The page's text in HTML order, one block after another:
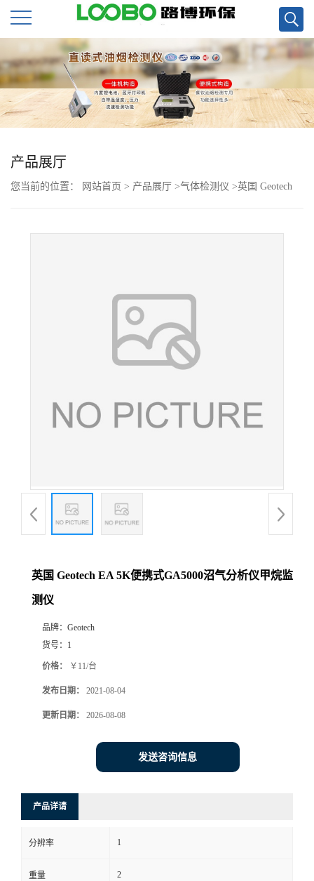
公
司
首
页
公
品
厅
系
产品展厅
您当前的位置： 网站首页 > 产品展厅 >气体检测仪 >英国 Geotech
英国 Geotech EA 5K便携式GA5000沼气分析仪甲烷监
测仪
品牌： Geotech
货号： 1
价格： ￥11/台
发布日期： 2021-08-04
更新日期： 2026-08-08
发送咨询信息
产品详请
分辨率 1
重量 2